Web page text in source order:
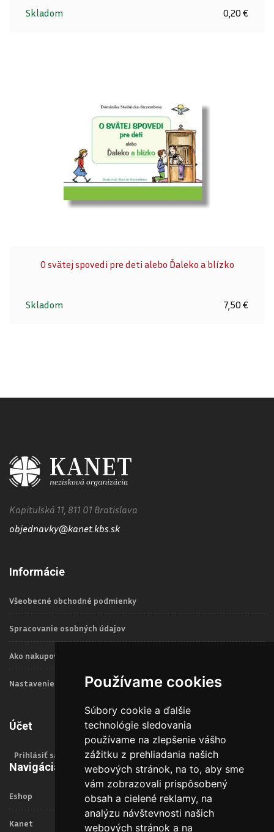
Používame cookies
Súbory cookie a ďalšie
technológie sledovania
používame na zlepšenie vášho
zážitku z prehliadania našich
webových stránok, na to, aby sme
vám zobrazovali prispôsobený
obsah a cielené reklamy, na
analýzu návštevnosti našich
webových stránok a na
Skladom 0,20 €
O svätej spovedi pre deti alebo Ďaleko a blízko
Skladom 7,50 €
Kapitulská 11, 811 01 Bratislava
objednavky@kanet.kbs.sk
Informácie
Všeobecné obchodné podmienky
Spracovanie osobných údajov
Ako nakupovať
Nastavenie Cookies
Účet
Prihlásiť sa
Navigácia
Eshop
Kanet